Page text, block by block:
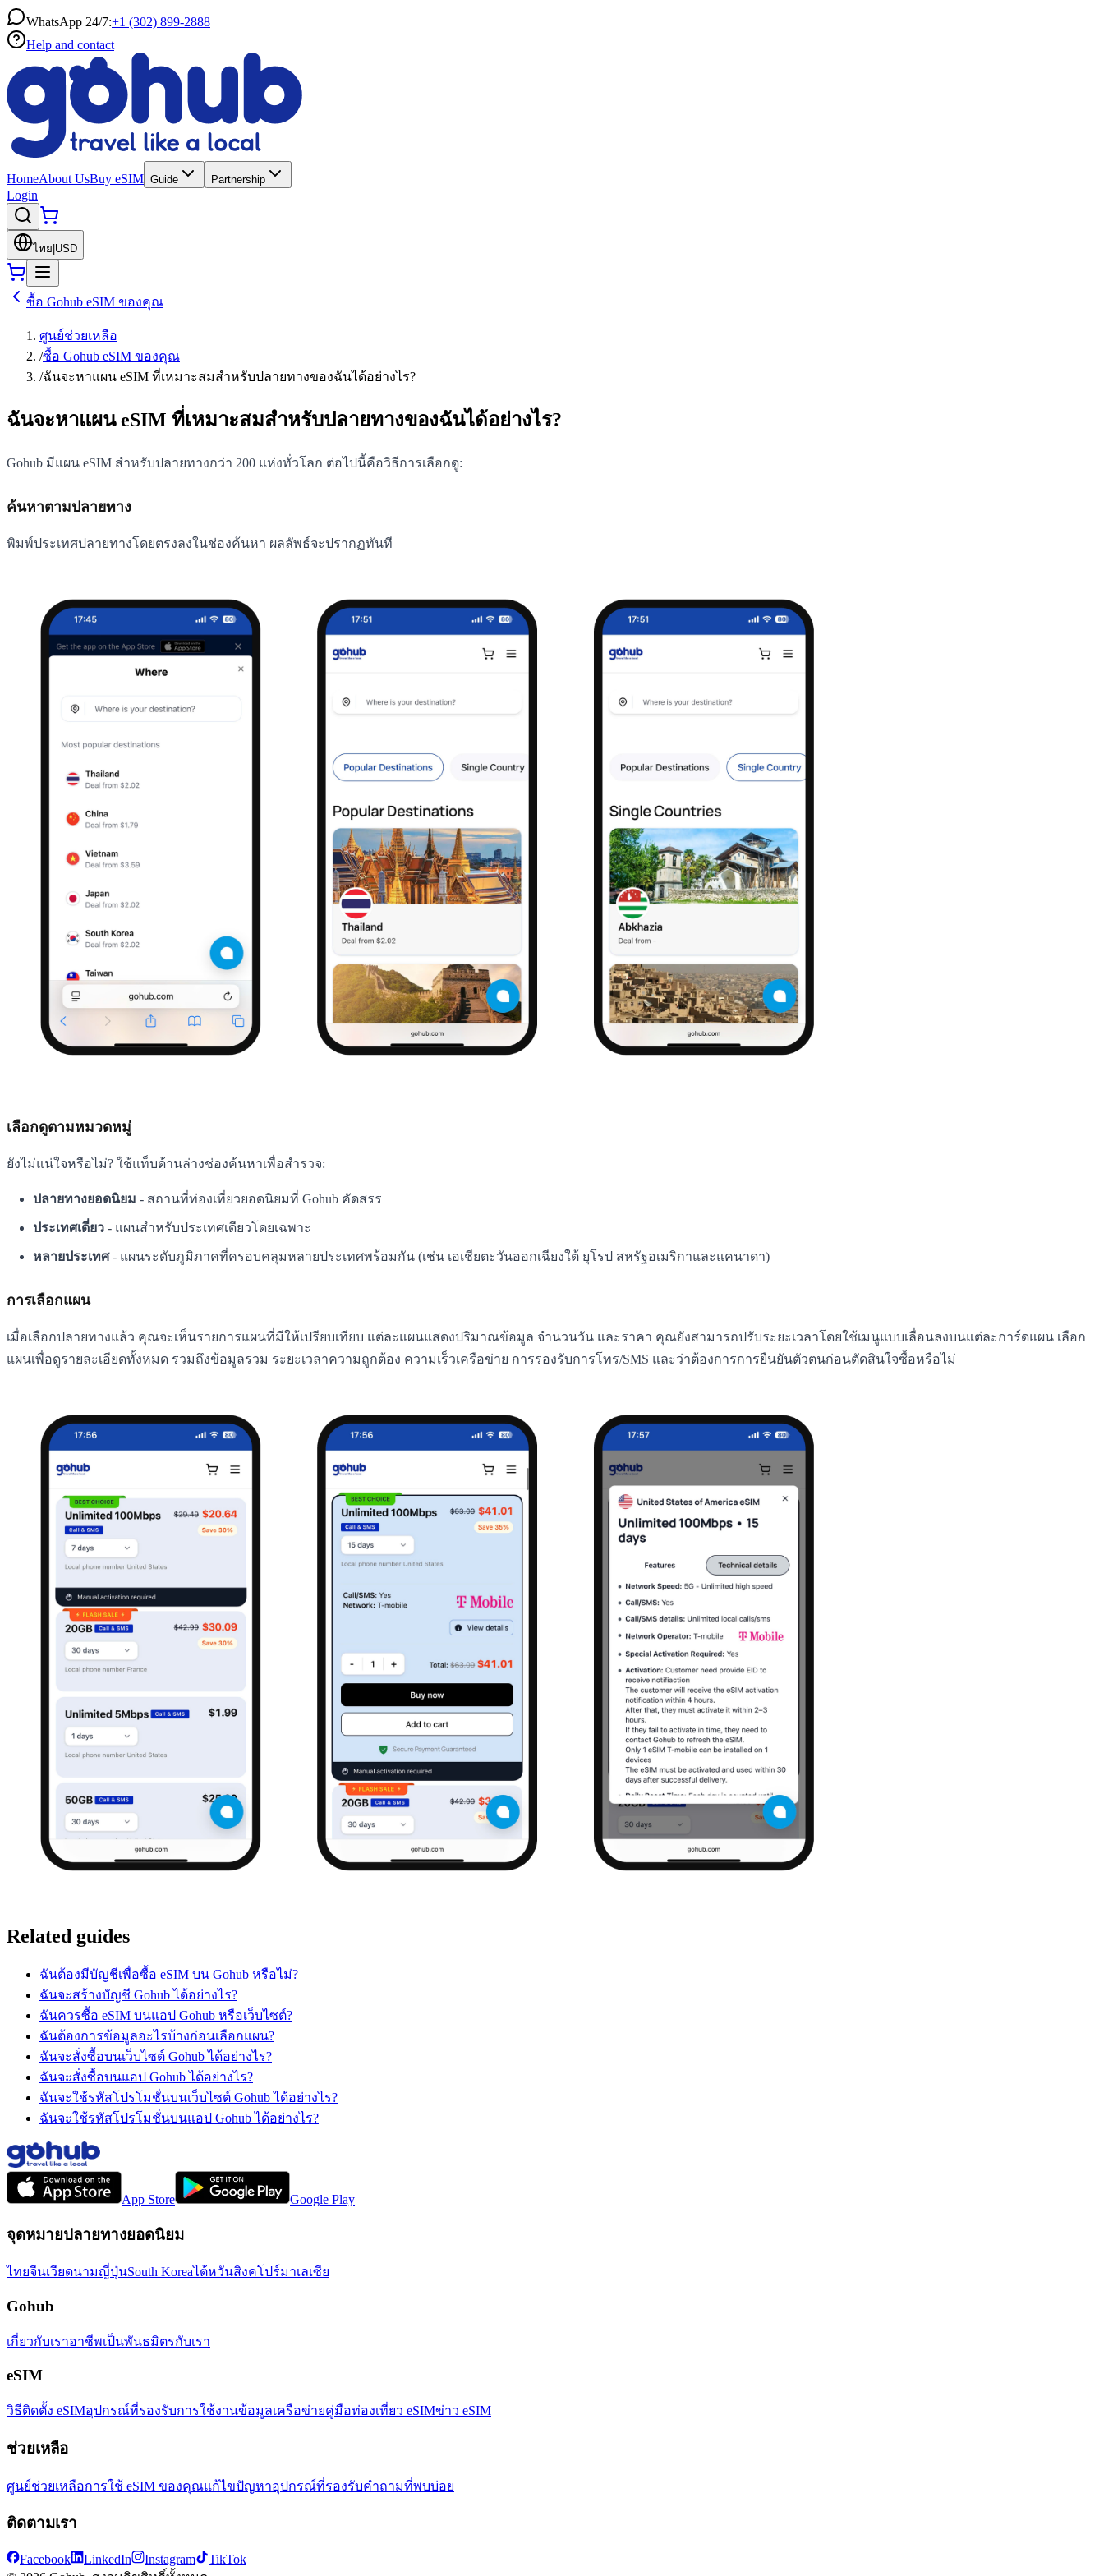
WhatsApp 24/7:+1 (302) 899-2888
Help and contact
HomeAbout UsBuy eSIM Guide Partnership
Login
ไทย USD
ซื้อ Gohub eSIM ของคุณ
ศูนย์ช่วยเหลือ
/ซื้อ Gohub eSIM ของคุณ
/ฉันจะหาแผน eSIM ที่เหมาะสมสำหรับปลายทางของฉันได้อย่างไร?
ฉันจะหาแผน eSIM ที่เหมาะสมสำหรับปลายทางของฉันได้อย่างไร?
Gohub มีแผน eSIM สำหรับปลายทางกว่า 200 แห่งทั่วโลก ต่อไปนี้คือวิธีการเลือกดู:
ค้นหาตามปลายทาง
พิมพ์ประเทศปลายทางโดยตรงลงในช่องค้นหา ผลลัพธ์จะปรากฏทันที
เลือกดูตามหมวดหมู่
ยังไม่แน่ใจหรือไม่? ใช้แท็บด้านล่างช่องค้นหาเพื่อสำรวจ:
ปลายทางยอดนิยม - สถานที่ท่องเที่ยวยอดนิยมที่ Gohub คัดสรร
ประเทศเดี่ยว - แผนสำหรับประเทศเดียวโดยเฉพาะ
หลายประเทศ- แผนระดับภูมิภาคที่ครอบคลุมหลายประเทศพร้อมกัน (เช่น เอเชียตะวันออกเฉียงใต้ ยุโรป สหรัฐอเมริกาและแคนาดา)
การเลือกแผน
เมื่อเลือกปลายทางแล้ว คุณจะเห็นรายการแผนที่มีให้เปรียบเทียบ แต่ละแผนแสดงปริมาณข้อมูล จำนวนวัน และราคา คุณยังสามารถปรับระยะเวลาโดยใช้เมนูแบบเลื่อนลงบนแต่ละการ์ดแผน เลือก
แผนเพื่อดูรายละเอียดทั้งหมด รวมถึงข้อมูลรวม ระยะเวลาความถูกต้อง ความเร็วเครือข่าย การรองรับการโทร/SMS และว่าต้องการการยืนยันตัวตนก่อนตัดสินใจซื้อหรือไม่
Related guides
ฉันต้องมีบัญชีเพื่อซื้อ eSIM บน Gohub หรือไม่?
ฉันจะสร้างบัญชี Gohub ได้อย่างไร?
ฉันควรซื้อ eSIM บนแอป Gohub หรือเว็บไซต์?
ฉันต้องการข้อมูลอะไรบ้างก่อนเลือกแผน?
ฉันจะสั่งซื้อบนเว็บไซต์ Gohub ได้อย่างไร?
ฉันจะสั่งซื้อบนแอป Gohub ได้อย่างไร?
ฉันจะใช้รหัสโปรโมชั่นบนเว็บไซต์ Gohub ได้อย่างไร?
ฉันจะใช้รหัสโปรโมชั่นบนแอป Gohub ได้อย่างไร?
App Store Google Play
จุดหมายปลายทางยอดนิยม
ไทยจีนเวียดนามญี่ปุ่นSouth Koreaไต้หวันสิงคโปร์มาเลเซีย
Gohub
เกี่ยวกับเราอาชีพเป็นพันธมิตรกับเรา
eSIM
วิธีติดตั้ง eSIMอุปกรณ์ที่รองรับการใช้งานข้อมูลเครือข่ายคู่มือท่องเที่ยว eSIMข่าว eSIM
ช่วยเหลือ
ศูนย์ช่วยเหลือการใช้ eSIM ของคุณแก้ไขปัญหาอุปกรณ์ที่รองรับคำถามที่พบบ่อย
ติดตามเรา
Facebook LinkedIn Instagram
TikTok